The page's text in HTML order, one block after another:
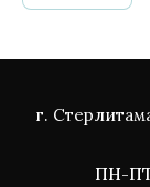
г.
ПН-ПТ